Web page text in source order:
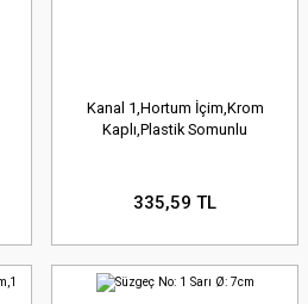
Kanal 1,Hortum İçim,Krom
Kaplı,Plastik Somunlu
335,59 TL